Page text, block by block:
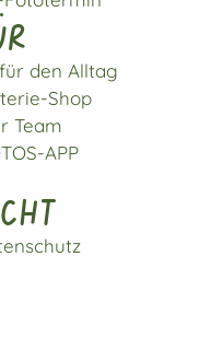
den Alltag
Shop
Team
APP